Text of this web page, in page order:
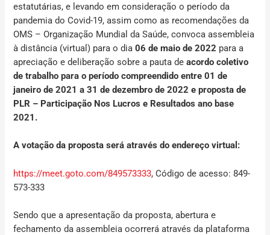
estatutárias, e levando em consideração o período da
pandemia do Covid-19, assim como as recomendações da
OMS – Organização Mundial da Saúde, convoca assembleia
à distância (virtual) para o dia06 de maio de 2022 para a
apreciação e deliberação sobre a pauta deacordo coletivo
de trabalho para o período compreendido entre 01 de
janeiro de 2021 a 31 de dezembro de 2022 e proposta de
PLR – Participação Nos Lucros e Resultados ano base
2021.
A votação da proposta será através do endereço virtual:
https://meet.goto.com/849573333, Código de acesso: 849-
573-333
Sendo que a apresentação da proposta, abertura e
fechamento da assembleia ocorrerá através da plataforma